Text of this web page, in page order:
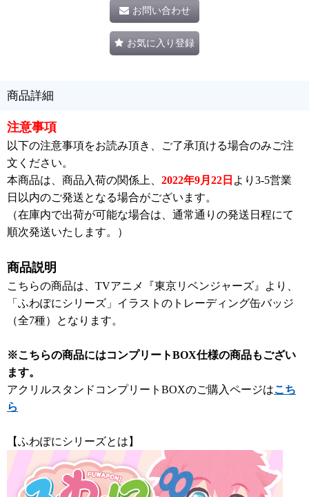
お問い合わせ
お気に入り登録
商品詳細
注意事項
以下の注意事項をお読み頂き、ご了承頂ける場合のみご注
文ください。
本商品は、商品入荷の関係上、 2022年9月22日 より3-5営業
日以内のご発送となる場合がございます。
（在庫内で出荷が可能な場合は、通常通りの発送日程にて
順次発送いたします。）
商品説明
こちらの商品は、TVアニメ『東京リベンジャーズ』より、
「ふわぽにシリーズ」イラストのトレーディング缶バッジ
（全7種）となります。
※こちらの商品にはコンプリートBOX仕様の商品もござい
ます。
アクリルスタンドコンプリートBOXのご購入ページはこち
ら
【ふわぽにシリーズとは】